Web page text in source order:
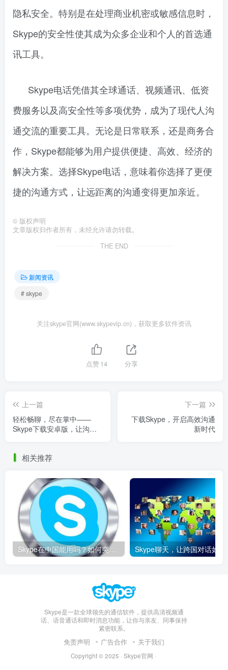
隐私安全。特别是在处理商业机密或敏感信息时，
Skype的安全性使其成为众多企业和个人的首选通
讯工具。
Skype电话凭借其全球通话、视频通讯、低资
费服务以及高安全性等多项优势，成为了现代人沟
通交流的重要工具。无论是日常联系，还是商务合
作，Skype都能够为用户提供便捷、高效、经济的
解决方案。选择Skype电话，意味着你选择了更便
捷的沟通方式，让远距离的沟通变得更加亲近。
© 版权声明
文章版权归作者所有，未经允许请勿转载。
THE END
新闻资讯
# skype
关注skype官网(www.skypevip.cn)，获取更多软件资讯
点赞14 分享
上一篇
轻松畅聊，尽在掌中——
Skype下载安卓版，让沟通
下一篇
下载Skype，开启高效沟通
新时代
相关推荐
Skype在中国能用吗？如何突破限制畅享全球通话
Skype是一款全球领先的通信软件，提供高清视频通
话、语音通话和即时消息功能，让你与亲友、同事保持
紧密联系。
免责声明 广告合作 关于我们
Copyright © 2025 · Skype官网 ·